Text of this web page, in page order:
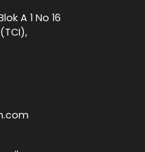
A 1 No 16